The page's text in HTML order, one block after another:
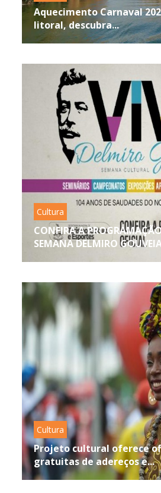
Aquecimento Carnaval
litoral, descubra...
Cultura
CONFIRA A
SEMANA DELMIRO
Cultura
Projeto cultural oferece
gratuitas de adereços e...